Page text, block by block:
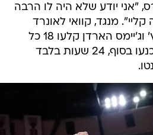
"אני יודע שלא היה לו הרבה
מנגד, קוואי לאונרד
קלע 23, איביצה זובאץ' וג'יימס הארדן קלעו 18 כל
אחד, אבל הקליפרס נכנעו בסוף, 24 שעות בלבד